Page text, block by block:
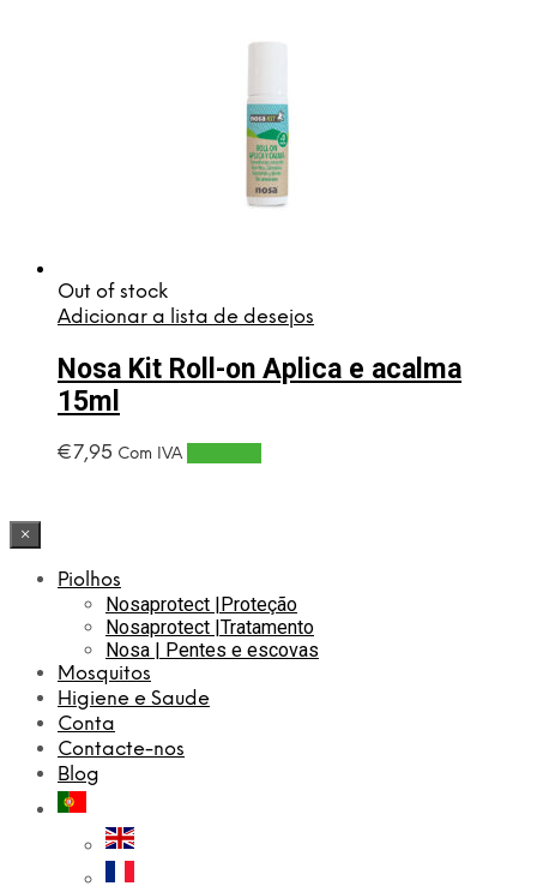
Out of stock
Adicionar a lista de desejos
Nosa Kit Roll-on Aplica e acalma
15ml
€7,95 Com IVA
×
Piolhos
Nosaprotect |Proteção
Nosaprotect |Tratamento
Nosa | Pentes e escovas
Mosquitos
Higiene e Saude
Conta
Contacte-nos
Blog